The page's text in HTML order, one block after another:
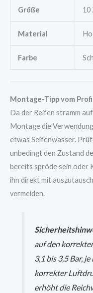
Größe 10
Material
Farbe
Montage-Tipp vom Profi
Da der Reifen stramm
Montage die
etwas Seifenwasser.
unbedingt den Zustand
bereits spröde sein oder
ihn direkt mit
vermeiden.
auf den
3,1 bis 3,5 Bar,
korrekter
erhöht die